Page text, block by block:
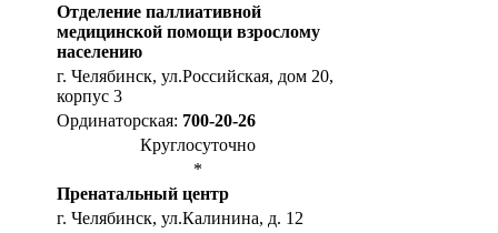
Отделение паллиативной
медицинской помощи взрослому
населению
г. Челябинск, ул.Российская, дом 20,
корпус 3
Ординаторская: 700-20-26
Круглосуточно
*
Пренатальный центр
г. Челябинск, ул.Калинина, д. 12